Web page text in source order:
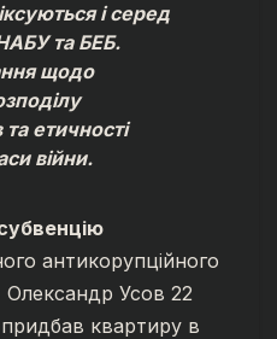
і серед
та БЕБ.
щодо
етичності
війни.
антикорупційного
Усов 22
квартиру в